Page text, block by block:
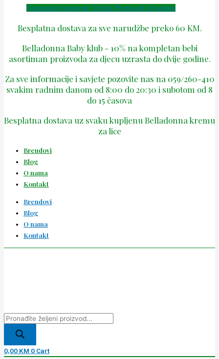
Facebook Instagram Tiktok Phone-alt Envelope
Besplatna dostava za sve narudžbe preko 60 KM.
Belladonna Baby klub - 10% na kompletan bebi
asortiman proizvoda za djecu uzrasta do dvije godine.
Za sve informacije i savjete pozovite nas na 059/260-410
svakim radnim danom od 8:00 do 20:30 i subotom od 8
do 15 časova
Besplatna dostava uz svaku kupljenu Belladonna kremu
za lice
Brendovi
Blog
O nama
Kontakt
Brendovi
Blog
O nama
Kontakt
0,00 KM 0 Cart